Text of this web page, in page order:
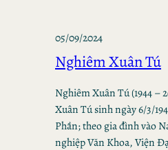
05/09/2024
Nghiêm Xuân Tú
Nghiêm Xuân Tú (1944 –
Xuân Tú sinh ngày 6/3/
Phần; theo gia đình vào
nghiệp Văn Khoa, Viện